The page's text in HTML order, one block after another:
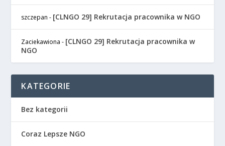
szczepan - [CLNGO 29] Rekrutacja pracownika w NGO
Zaciekawiona - [CLNGO 29] Rekrutacja pracownika w
NGO
KATEGORIE
Bez kategorii
Coraz Lepsze NGO